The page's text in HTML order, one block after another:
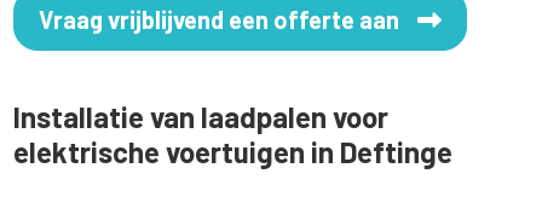
Vraag vrijblijvend een offerte aan
Installatie van laadpalen voor
elektrische voertuigen in Deftinge